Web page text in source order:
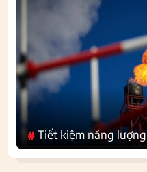
#Tiết kiệm năng lượng